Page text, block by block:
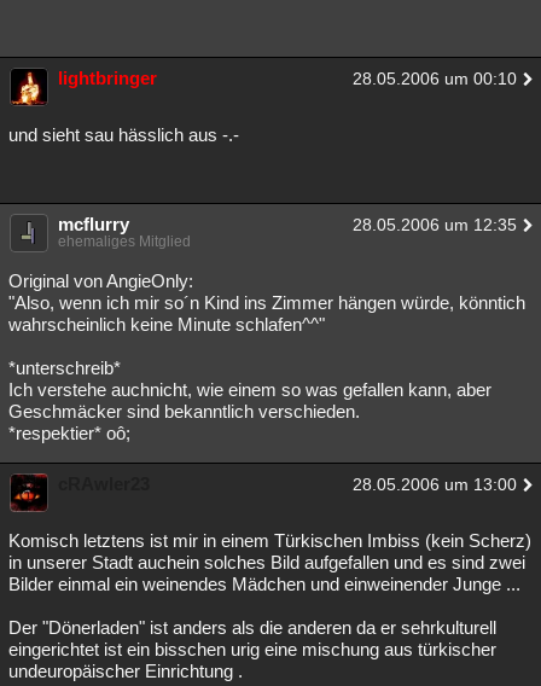
lightbringer 28.05.2006 um 00:10
und sieht sau hässlich aus -.-
mcflurry 28.05.2006 um 12:35
ehemaliges Mitglied
Original von AngieOnly:
"Also, wenn ich mir so´n Kind ins Zimmer hängen würde, könntich
wahrscheinlich keine Minute schlafen^^"
*unterschreib*
Ich verstehe auchnicht, wie einem so was gefallen kann, aber
Geschmäcker sind bekanntlich verschieden.
*respektier* oô;
28.05.2006 um 13:00
Komisch letztens ist mir in einem Türkischen Imbiss (kein Scherz)
in unserer Stadt auchein solches Bild aufgefallen und es sind zwei
Bilder einmal ein weinendes Mädchen und einweinender Junge ...
Der "Dönerladen" ist anders als die anderen da er sehrkulturell
eingerichtet ist ein bisschen urig eine mischung aus türkischer
undeuropäischer Einrichtung .